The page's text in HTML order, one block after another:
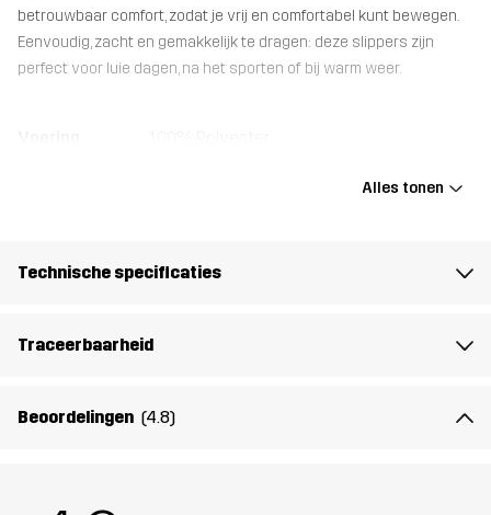
betrouwbaar comfort, zodat je vrij en comfortabel kunt bewegen.
Eenvoudig, zacht en gemakkelijk te dragen: deze slippers zijn
perfect voor luie dagen, na het sporten of bij warm weer.
Alles tonen
Technische specificaties
Traceerbaarheid
Beoordelingen (4.8)